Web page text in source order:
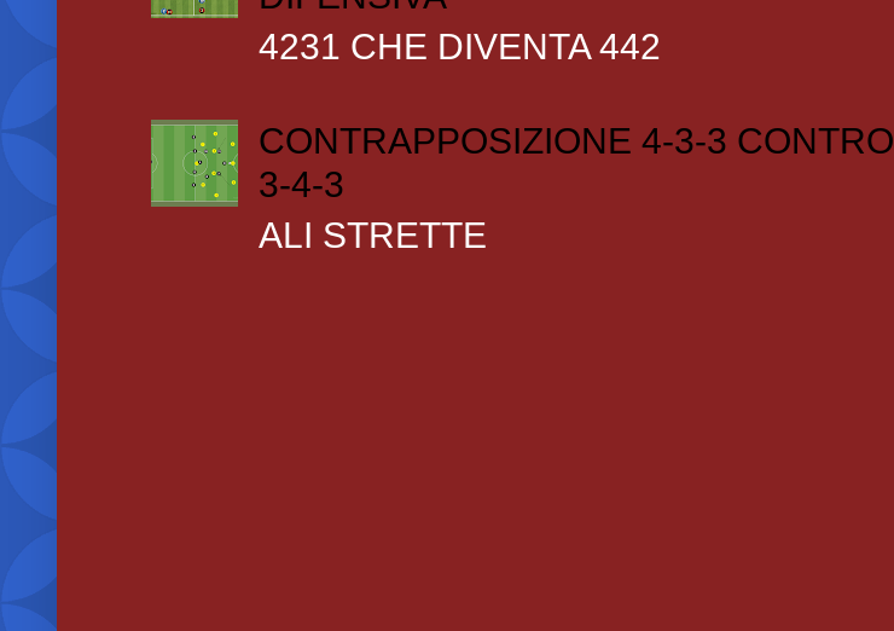
4231 CHE DIVENTA 442
CONTRAPPOSIZIONE 4-3-3 CONTRO
3-4-3
ALI STRETTE